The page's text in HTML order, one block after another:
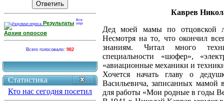
Результаты
Архив опросов
Всего голосовало: 982
Статистика
Кто нас сегодня посетил
Каврев
Дед моей мамы по отцовской
Несмотря на то, что окончил
знаниям. Читал много
специальности «шофер»,
«авиационные механики и
Хочется начать главу о
Васильевича, записанных
для работы «Мои родные в годы